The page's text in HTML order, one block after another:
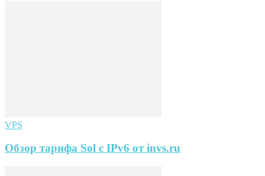
VPS
Обзор тарифа Sol с IPv6 от invs.ru